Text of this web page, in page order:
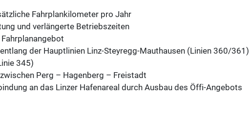
Fahrplankilometer pro Jahr
und verlängerte Betriebszeiten
der Hauptlinien Linz-Steyregg-Mauthausen (Linien 360/
345)
Perg – Hagenberg – Freistadt
an das Linzer Hafenareal durch Ausbau des Öffi-Angebots